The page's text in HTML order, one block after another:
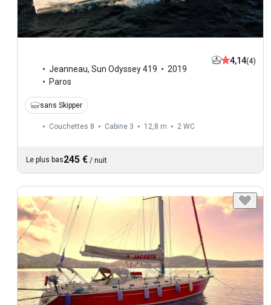
Jeanneau, Sun Odyssey 419
2019
Paros
4,14(4)
sans Skipper
Couchettes 8 Cabine 3 12,8 m 2 WC
Le plus bas245 € / nuit